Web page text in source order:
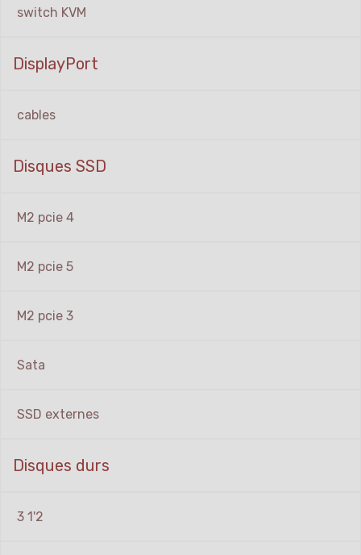
switch KVM
DisplayPort
cables
Disques SSD
M2 pcie 4
M2 pcie 5
M2 pcie 3
Sata
SSD externes
Disques durs
3 1'2